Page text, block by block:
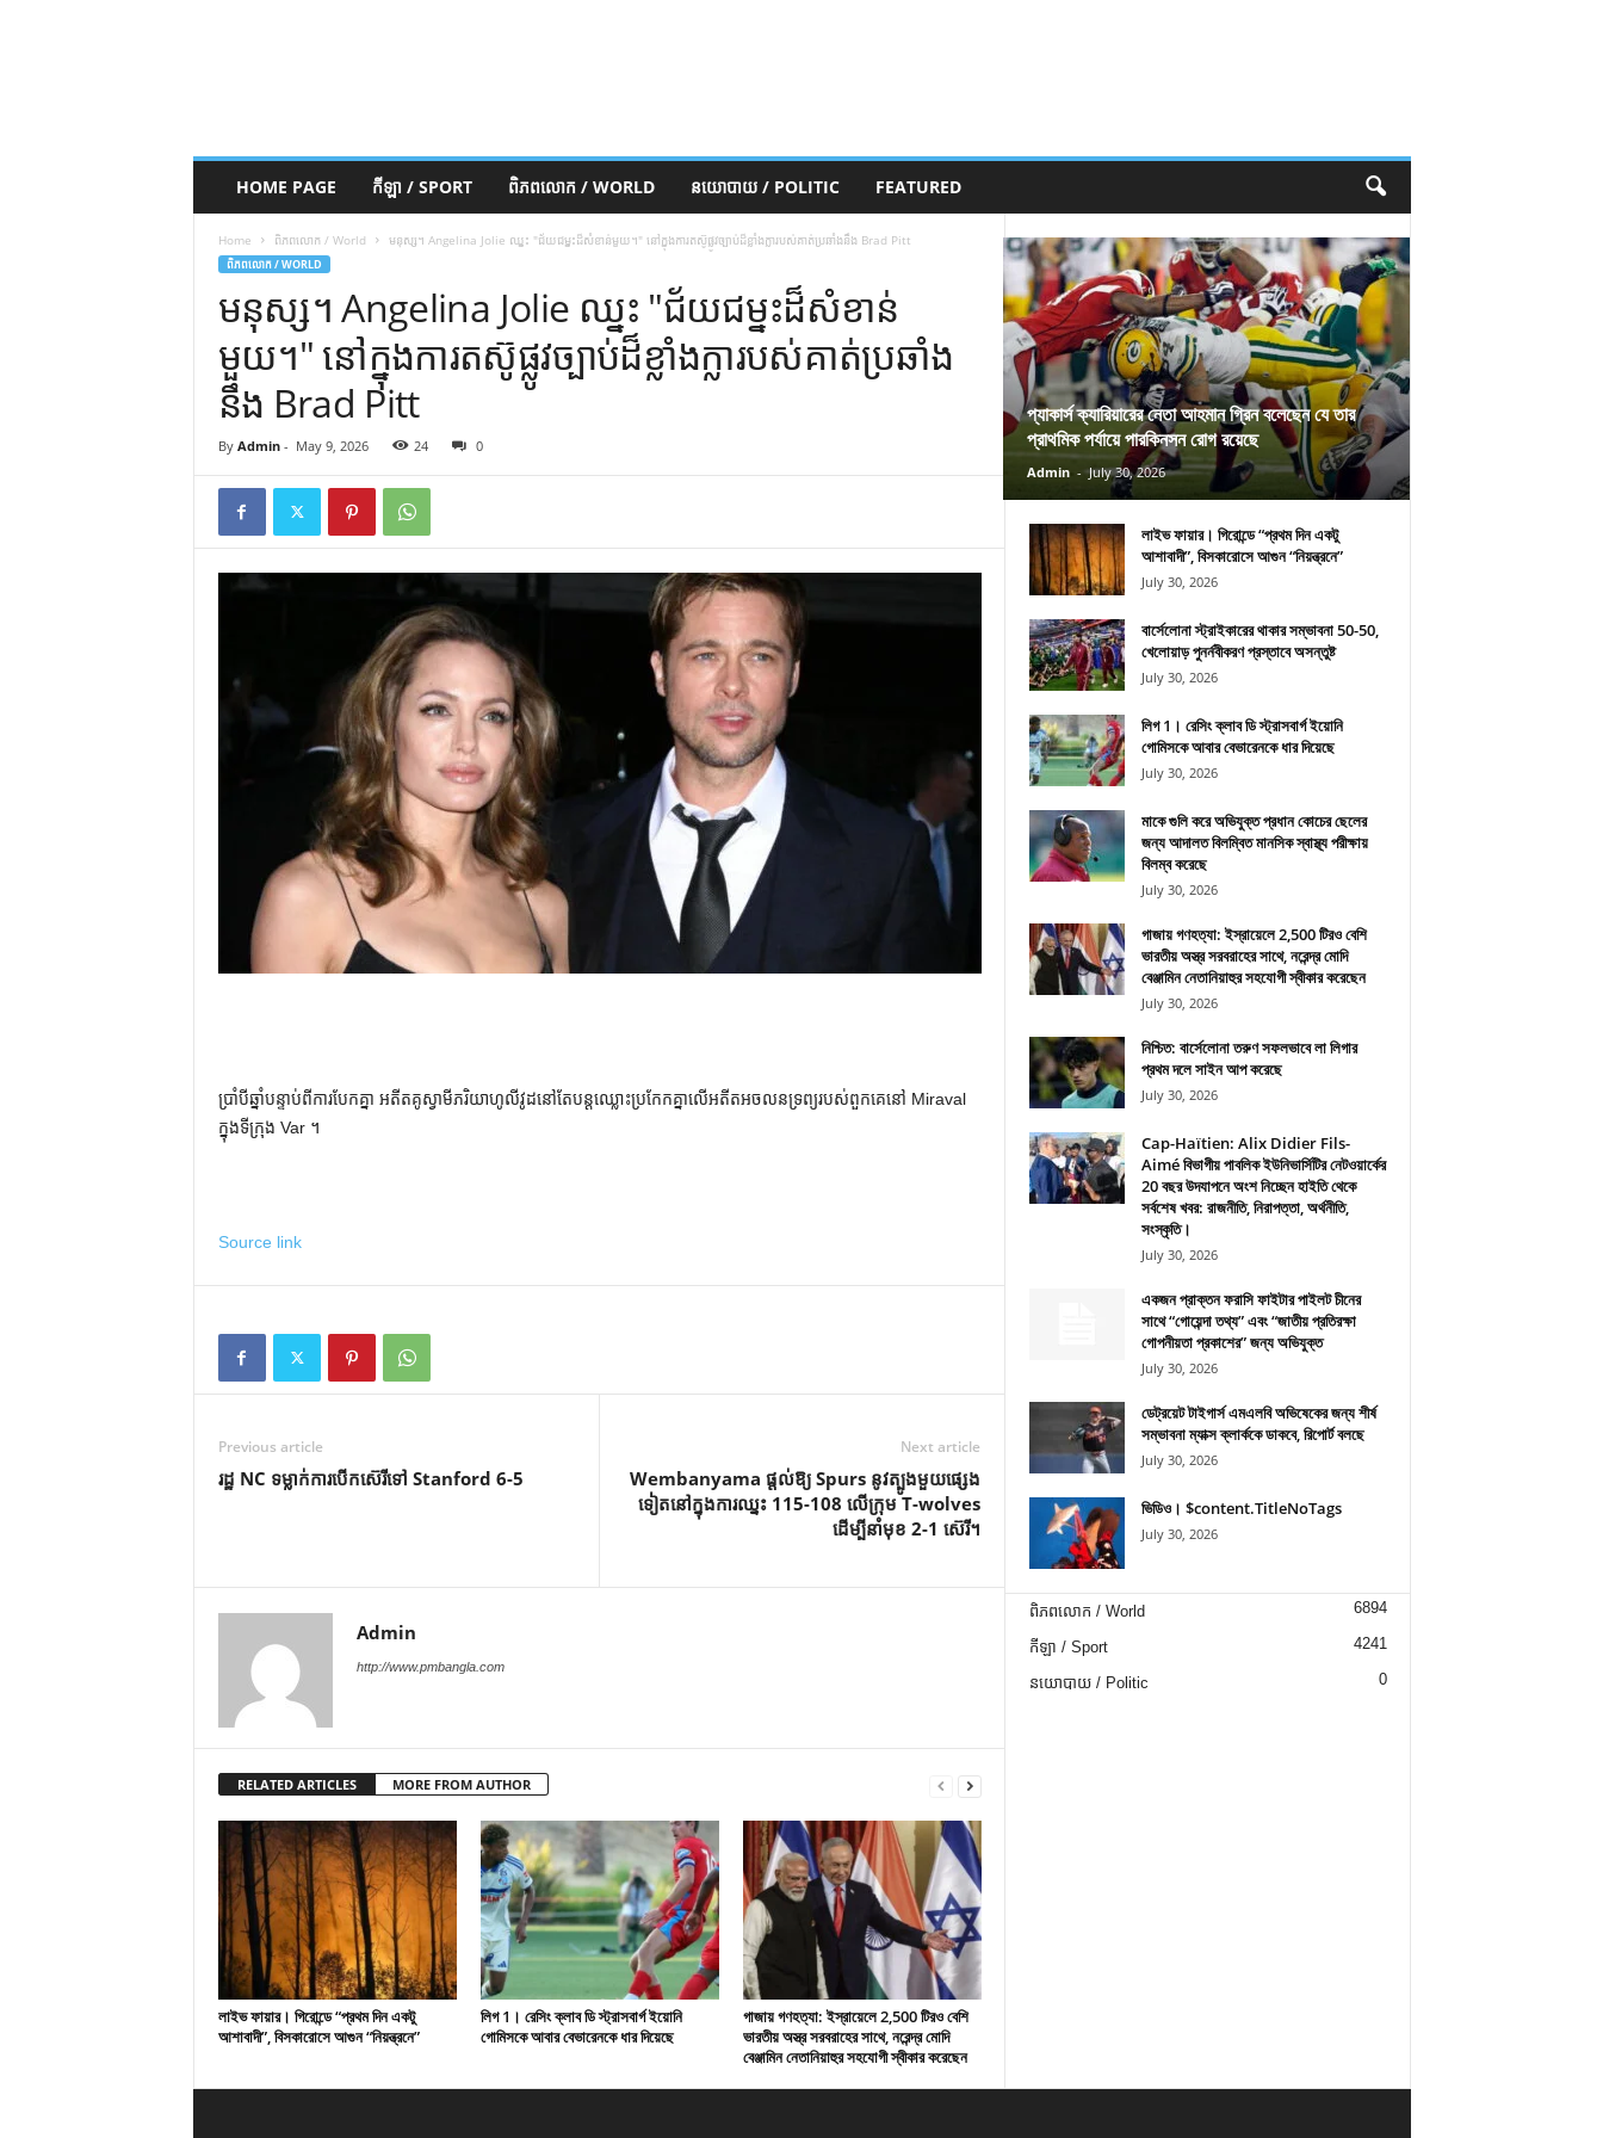
HOME PAGE កីឡា / SPORT ពិភពលោក / WORLD នយោបាយ / POLITIC FEATURED
Home ពិភពលោក / World មនុស្ស។ Angelina Jolie ឈ្នះ "ជ័យជម្នះដ៏សំខាន់មួយ។" នៅក្នុងការតស៊ូផ្លូវច្បាប់ដ៏ខ្លាំងក្លារបស់គាត់ប្រឆាំងនឹង Brad Pitt
ពិភពលោក / WORLD
មនុស្ស។ Angelina Jolie ឈ្នះ "ជ័យជម្នះដ៏សំខាន់
មួយ។" នៅក្នុងការតស៊ូផ្លូវច្បាប់ដ៏ខ្លាំងក្លារបស់គាត់ប្រឆាំង
នឹង Brad Pitt
By Admin- May 9, 2026 24 0
ប្រាំបីឆ្នាំបន្ទាប់ពីការបែកគ្នា អតីតគូស្វាមីភរិយាហូលីវូដនៅតែបន្តឈ្លោះប្រកែកគ្នាលើអតីតអចលនទ្រព្យរបស់ពួកគេនៅ Miraval
ក្នុងទីក្រុង Var ។
Source link
Previous article
រដ្ឋ NC ទម្លាក់ការបើកស៊េរីទៅ Stanford 6-5
Next article
Wembanyama ផ្តល់ឱ្យ Spurs នូវត្បូងមួយផ្សេង
ទៀតនៅក្នុងការឈ្នះ 115-108 លើក្រុម T-wolves
ដើម្បីនាំមុខ 2-1 ស៊េរី។
Admin
http://www.pmbangla.com
RELATED ARTICLES MORE FROM AUTHOR
লাইভ ফায়ার। গিরোন্ডে “প্রথম দিন একটু
আশাবাদী”, বিসকারোসে আগুন “নিয়ন্ত্রনে”
লিগ 1। রেসিং ক্লাব ডি স্ট্রাসবার্গ ইয়োনি
গোমিসকে আবার বেভারেনকে ধার দিয়েছে
গাজায় গণহত্যা: ইস্রায়েলে 2,500 টিরও বেশি
ভারতীয় অস্ত্র সরবরাহের সাথে, নরেন্দ্র মোদি
বেঞ্জামিন নেতানিয়াহুর সহযোগী স্বীকার করেছেন
প্যাকার্স ক্যারিয়ারের নেতা আহমান গ্রিন বলেছেন যে তার
প্রাথমিক পর্যায়ে পারকিনসন রোগ রয়েছে
Admin - July 30, 2026
লাইভ ফায়ার। গিরোন্ডে “প্রথম দিন একটু
আশাবাদী”, বিসকারোসে আগুন “নিয়ন্ত্রনে”
July 30, 2026
বার্সেলোনা স্ট্রাইকারের থাকার সম্ভাবনা 50-50,
খেলোয়াড় পুনর্নবীকরণ প্রস্তাবে অসন্তুষ্ট
July 30, 2026
লিগ 1। রেসিং ক্লাব ডি স্ট্রাসবার্গ ইয়োনি
গোমিসকে আবার বেভারেনকে ধার দিয়েছে
July 30, 2026
মাকে গুলি করে অভিযুক্ত প্রধান কোচের ছেলের
জন্য আদালত বিলম্বিত মানসিক স্বাস্থ্য পরীক্ষায়
বিলম্ব করেছে
July 30, 2026
গাজায় গণহত্যা: ইস্রায়েলে 2,500 টিরও বেশি
ভারতীয় অস্ত্র সরবরাহের সাথে, নরেন্দ্র মোদি
বেঞ্জামিন নেতানিয়াহুর সহযোগী স্বীকার করেছেন
July 30, 2026
নিশ্চিত: বার্সেলোনা তরুণ সফলভাবে লা লিগার
প্রথম দলে সাইন আপ করেছে
July 30, 2026
Cap-Haïtien: Alix Didier Fils-
Aimé বিভাগীয় পাবলিক ইউনিভার্সিটির নেটওয়ার্কের
20 বছর উদযাপনে অংশ নিচ্ছেন হাইতি থেকে
সর্বশেষ খবর: রাজনীতি, নিরাপত্তা, অর্থনীতি,
সংস্কৃতি।
July 30, 2026
একজন প্রাক্তন ফরাসি ফাইটার পাইলট চীনের
সাথে “গোয়েন্দা তথ্য” এবং “জাতীয় প্রতিরক্ষা
গোপনীয়তা প্রকাশের” জন্য অভিযুক্ত
July 30, 2026
ডেট্রয়েট টাইগার্স এমএলবি অভিষেকের জন্য শীর্ষ
সম্ভাবনা ম্যাক্স ক্লার্ককে ডাকবে, রিপোর্ট বলছে
July 30, 2026
ভিডিও। $content.TitleNoTags
July 30, 2026
ពិភពលោក / World 6894
កីឡា / Sport 4241
នយោបាយ / Politic 0